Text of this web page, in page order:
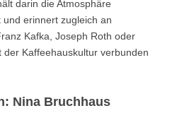
darin die Atmosphäre
und erinnert zugleich an
Kafka, Joseph Roth oder
Kaffeehauskultur verbunden
Nina Bruchhaus